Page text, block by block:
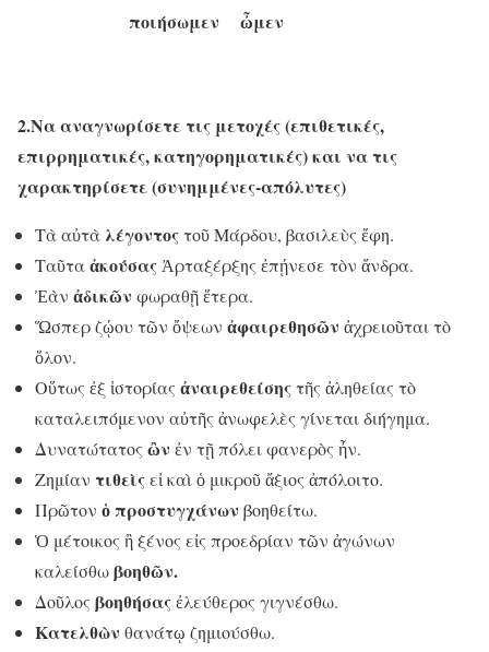
ποιήσωμεν
ὦμεν
2.Να αναγνωρίσετε τις μετοχές (επιθετικές,
επιρρηματικές, κατηγορηματικές) και να τις
χαρακτηρίσετε (συνημμένες-απόλυτες)
Τὰ αὐτὰ λέγοντοςτοῦ Μάρδου, βασιλεὺς ἔφη.
Ταῦταἀκούσας Ἀρταξέρξης ἐπῄνεσε τὸν ἄνδρα.
Ἐὰν ἀδικῶν φωραθῇ ἕτερα.
Ὥσπερ ζῴου τῶν ὄψεων ἀφαιρεθησῶν ἀχρειοῦται τὸ
ὅλον.
Οὕτως ἐξ ἱστορίας ἀναιρεθείσηςτῆς ἀληθείας τὸ
καταλειπόμενον αὐτῆς ἀνωφελὲς γίνεται διήγημα.
Δυνατώτατος ὢν ἐν τῇ πόλει φανερὸς ἦν.
Ζημίαν τιθεὶςεἰ καὶ ὁ μικροῦ ἄξιος ἀπόλοιτο.
Πρῶτον ὁ προστυγχάνων βοηθείτω.
Ὁ μέτοικος ἢ ξένος εἰς προεδρίαν τῶν ἀγώνων
καλείσθωβοηθῶν.
Δοῦλος βοηθήσαςἐλεύθερος γιγνέσθω.
Κατελθὼν θανάτῳ ζημιούσθω.